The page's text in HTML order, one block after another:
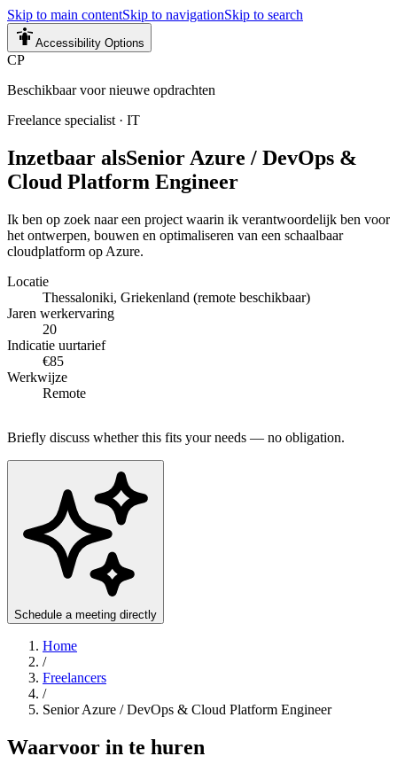
Skip to main contentSkip to navigationSkip to search
Accessibility Options
CP
Beschikbaar voor nieuwe opdrachten
Freelance specialist · IT
Inzetbaar alsSenior Azure / DevOps &
Cloud Platform Engineer
Ik ben op zoek naar een project waarin ik verantwoordelijk ben voor
het ontwerpen, bouwen en optimaliseren van een schaalbaar
cloudplatform op Azure.
Locatie
Thessaloniki, Griekenland (remote beschikbaar)
Jaren werkervaring
20
Indicatie uurtarief
€85
Werkwijze
Remote
Briefly discuss whether this fits your needs — no obligation.
Schedule a meeting directly
Home
/
Freelancers
/
Senior Azure / DevOps & Cloud Platform Engineer
Waarvoor in te huren